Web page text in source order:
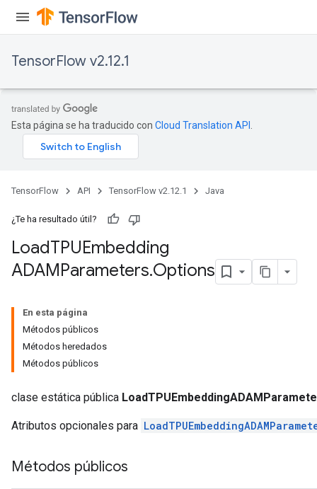
TensorFlow v2.12.1
Esta página se ha traducido con Cloud Translation API
TensorFlow API TensorFlow v2.12.1 Java
¿Te ha resultado útil?
LoadTPUEmbedding
ADAMParameters.Options
En esta página
Métodos públicos
Métodos heredados
Métodos públicos
clase estática pública
Atributos opcionales para
Métodos públicos